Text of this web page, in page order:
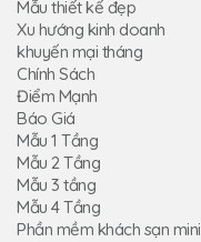
Mẫu thiết kế đẹp
Xu hướng kinh doanh
khuyến mại tháng
Chính Sách
Điểm Mạnh
Báo Giá
Mẫu 1 Tầng
Mẫu 2 Tầng
Mẫu 3 tầng
Mẫu 4 Tầng
Phần mềm khách sạn mini